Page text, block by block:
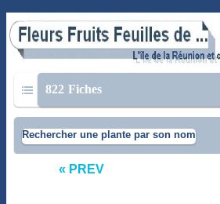
822 Fiches
Rechercher une plante par son nom
« PREV